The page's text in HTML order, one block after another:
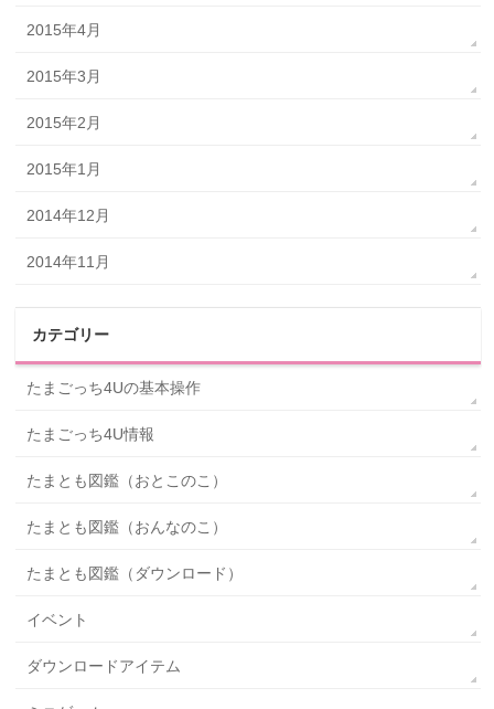
2015年4月
2015年3月
2015年2月
2015年1月
2014年12月
2014年11月
カテゴリー
たまごっち4Uの基本操作
たまごっち4U情報
たまとも図鑑（おとこのこ）
たまとも図鑑（おんなのこ）
たまとも図鑑（ダウンロード）
イベント
ダウンロードアイテム